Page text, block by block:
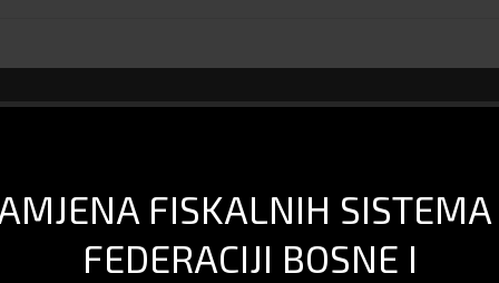
FISKALNIH SISTEMA
FEDERACIJI BOSNE I